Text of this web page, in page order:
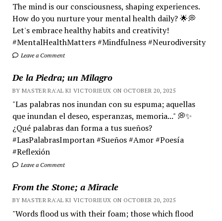
The mind is our consciousness, shaping experiences.
How do you nurture your mental health daily? 🌟💭
Let's embrace healthy habits and creativity!
#MentalHealthMatters #Mindfulness #Neurodiversity
Leave a Comment
De la Piedra; un Milagro
BY MASTER RA'AL KI VICTORIEUX ON OCTOBER 20, 2025
"Las palabras nos inundan con su espuma; aquellas
que inundan el deseo, esperanzas, memoria..." 💭✨
¿Qué palabras dan forma a tus sueños?
#LasPalabrasImportan #Sueños #Amor #Poesía
#Reflexión
Leave a Comment
From the Stone; a Miracle
BY MASTER RA'AL KI VICTORIEUX ON OCTOBER 20, 2025
"Words flood us with their foam; those which flood